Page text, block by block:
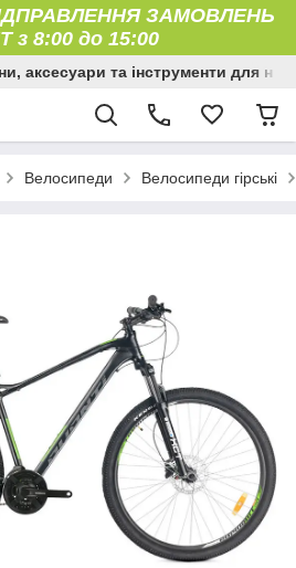
ЗАМОВЛЕНЬ
з 8:00 до 15:00
аксесуари та інструменти для них
Велосипеди Велосипеди гірські